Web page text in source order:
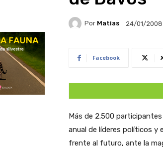
Por Matias 24/01/2008
Facebook
Más de 2.500
anual de líderes políticos y
frente al futuro, ante la